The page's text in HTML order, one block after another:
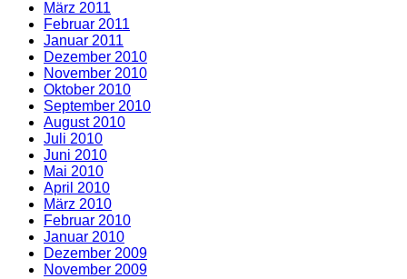
März 2011
Februar 2011
Januar 2011
Dezember 2010
November 2010
Oktober 2010
September 2010
August 2010
Juli 2010
Juni 2010
Mai 2010
April 2010
März 2010
Februar 2010
Januar 2010
Dezember 2009
November 2009